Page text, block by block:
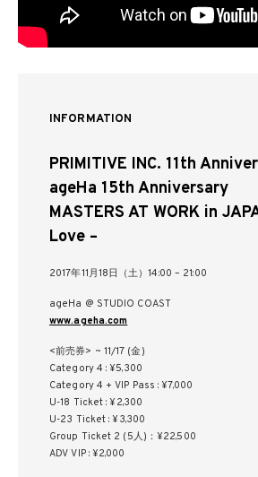
INFORMATION
PRIMITIVE INC. 11th
ageHa 15th Anniversary
MASTERS AT WORK in
Love –
2017年11月18日（土）14:00 – 21:00
ageHa @ STUDIO COAST
www.ageha.com
<前売券> ~ 11/17 (金)
Category 4 : ¥5,300
Category 4 + VIP Pass : ¥7,000
U-18 Ticket : ¥2,300
U-23 Ticket : ¥3,300
Group Ticket 2 (5人)：¥22,500
ADV VIP : ¥2,000